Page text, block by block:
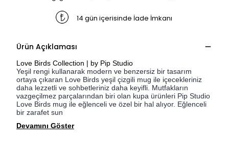
14 gün içerisinde İade İmkanı
Ürün Açıklaması
Love Birds Collection | by Pip Studio
Yeşil rengi kullanarak modern ve benzersiz bir tasarım
ortaya çıkaran Love Birds yeşil çizgili mug ile içecekleriniz
daha lezzetli ve sohbetleriniz daha keyifli. Mutfakların
vazgeçilmez parçalarından biri olan kupa ürünleri Pip Studio
Love Birds mug ile eğlenceli ve özel bir hal alıyor. Eğlenceli
bir zarafet sun
Devamını Göster